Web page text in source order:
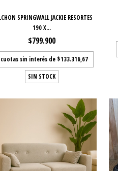
SPRINGWALL JACKIE RESORTES
190 X...
$799.900
cuotas sin interés de $133.316,67
SIN STOCK